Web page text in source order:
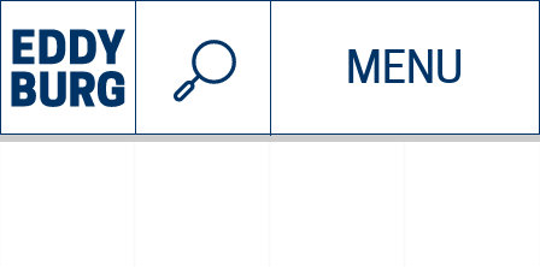
MENU
INIZIATIVE CHI SIAMO
© 2026 EDDYBURG